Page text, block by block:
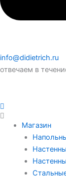
info@didietrich.ru
отвечаем в
Магазин